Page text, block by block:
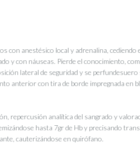
con anestésico local y adrenalina, cediendo
y con náuseas. Pierde el conocimiento,
lateral de seguridad y se
anterior con tira de borde impregnada en
repercusión analítica del sangrado y
hasta 7gr de Hb y precisando
cauterizándose en quirófano.